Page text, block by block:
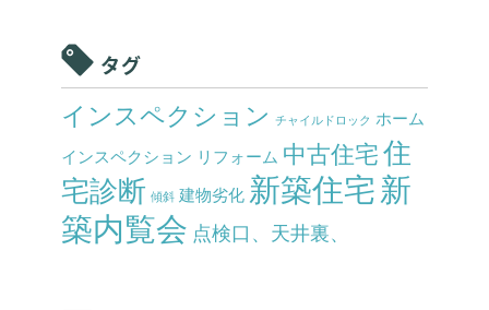
タグ
インスペクション チャイルドロック ホーム
インスペクション リフォーム 中古住宅 住
宅診断 傾斜 建物劣化 新築住宅 新
築内覧会 点検口、天井裏、